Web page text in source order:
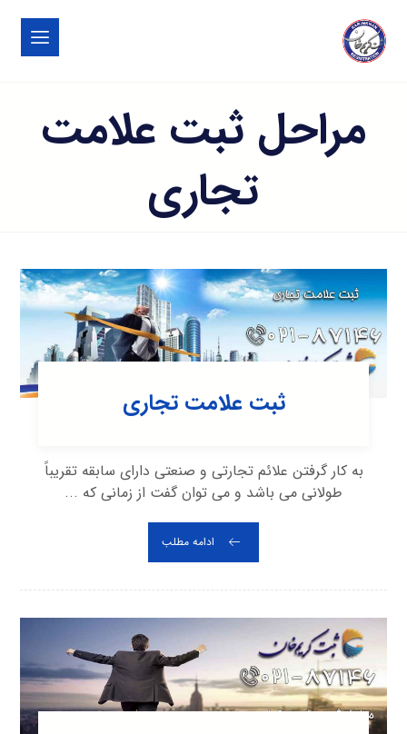
مراحل ثبت علامت
تجاری
ثبت علامت تجاری
به کار گرفتن علائم تجارتی و صنعتی دارای سابقه تقریباً
طولانی می باشد و می توان گفت از زمانی که ...
ادامه مطلب